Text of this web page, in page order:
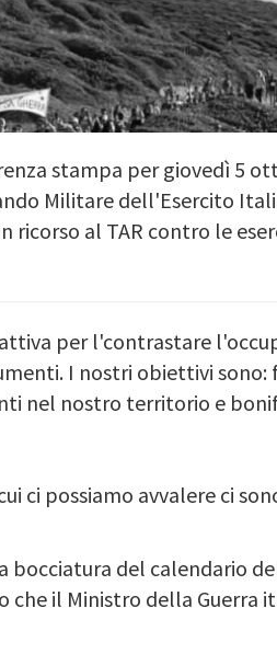
stampa per giovedì 5
Militare dell'Esercito
ricorso al TAR contro le
attiva per l'contrastare
I nostri obiettivi
nel nostro territorio e
ci possiamo avvalere ci
bocciatura del calendario
che il Ministro della Guerra